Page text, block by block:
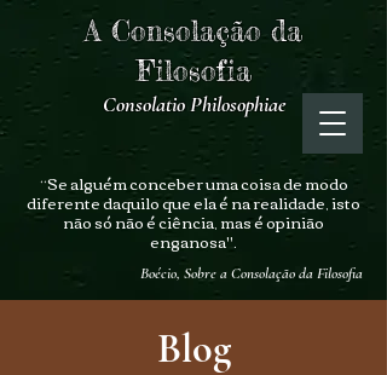
A Consolação da
Filosofia
Consolatio Philosophiae
“Se alguém conceber uma coisa de modo
diferente daquilo que ela é na realidade, isto
não só não é ciência, mas é opinião
enganosa".
Boécio, Sobre a Consolação da Filosofia
Blog